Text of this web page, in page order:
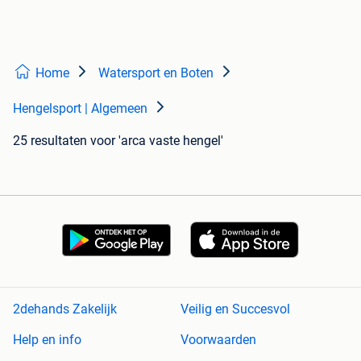
Home Watersport en Boten
Hengelsport | Algemeen
25 resultaten voor 'arca vaste hengel'
2dehands Zakelijk
Veilig en Succesvol
Help en info
Voorwaarden